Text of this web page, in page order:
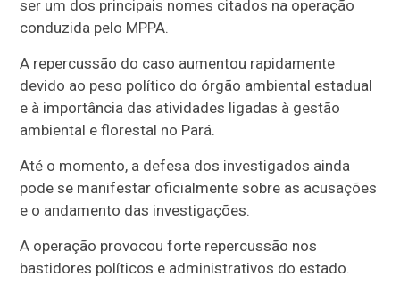
ser um dos principais nomes citados na operação
conduzida pelo MPPA.
A repercussão do caso aumentou rapidamente
devido ao peso político do órgão ambiental estadual
e à importância das atividades ligadas à gestão
ambiental e florestal no Pará.
Até o momento, a defesa dos investigados ainda
pode se manifestar oficialmente sobre as acusações
e o andamento das investigações.
A operação provocou forte repercussão nos
bastidores políticos e administrativos do estado.